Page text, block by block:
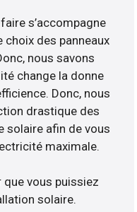
s’accompagne
choix des panneaux
nous savons
change la donne
Donc, nous
drastique des
solaire afin de vous
maximale.
vous puissiez
solaire.